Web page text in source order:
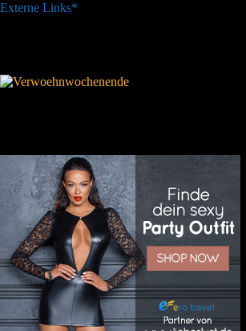
Externe Links*